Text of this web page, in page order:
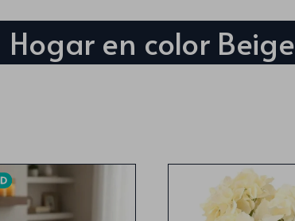
Hogar en color Beige